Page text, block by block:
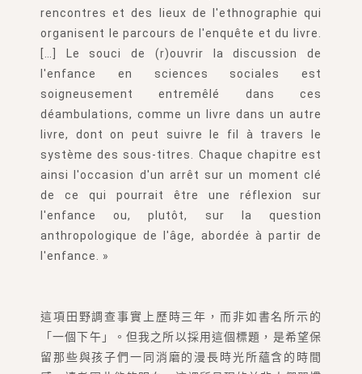
rencontres et des lieux de l'ethnographie qui
organisent le parcours de l'enquête et du livre.
[…] Le souci de (r)ouvrir la discussion de
l'enfance en sciences sociales est
soigneusement entremêlé dans ces
déambulations, comme un livre dans un autre
livre, dont on peut suivre le fil à travers le
système des sous-titres. Chaque chapitre est
ainsi l'occasion d'un arrêt sur un moment clé
de ce qui pourrait être une réflexion sur
l'enfance ou, plutôt, sur la question
anthropologique de l'âge, abordée à partir de
l'enfance. »
這項田野調查事實上歷時三年，而非如書名所示的
「一個下午」。但我之所以採用這個標題，是希望保
留那些與孩子們一同消磨的漫長時光所蘊含的時間